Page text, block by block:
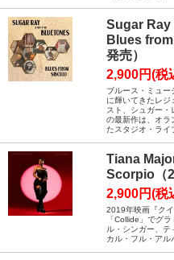
Sugar Ray
Blues
発売）
2,900円(税
ブルース・ミュー
に輝いてきたレジ
スト、シュガー・
の最新作は、オラ
たスタジオ・ライ
Tiana
Scorpio（
2,900円(税
2019年映画『ク
「Collide」でグ
ル・シンガー、テ
カル・フル・アル